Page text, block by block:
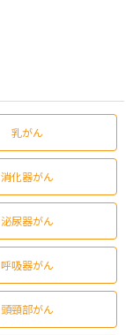
乳がん
消化器がん
泌尿器がん
呼吸器がん
頭頸部がん